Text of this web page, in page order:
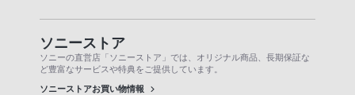
ソニーストア
ソニーの直営店「ソニーストア」では、オリジナル商品、長期保証な
ど豊富なサービスや特典をご提供しています。
ソニーストアお買い物情報